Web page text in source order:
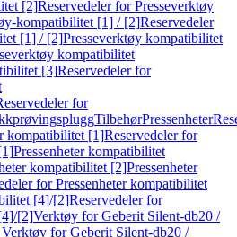
[2]Reservedeler for Presseverktøy
kompatibilitet [1] / [2]Reservedeler
[1] / [2]Presseverktøy kompatibilitet
kompatibilitet
[3]Reservedeler for
for
TilbehørPressenheter
kompatibilitet [1]Reservedeler for
Pressenheter kompatibilitet
kompatibilitet [2]Pressenheter
for Pressenheter kompatibilitet
[4]/[2]Reservedeler for
[2]Verktøy for Geberit Silent-db20 /
for Geberit Silent-db20 /